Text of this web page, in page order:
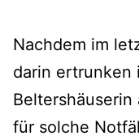
Nachdem im
darin ertrunken
Beltershäuserin
für solche